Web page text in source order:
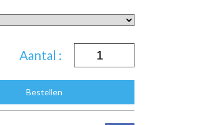
Aantal :
Bestellen